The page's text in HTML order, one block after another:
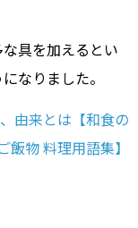
具を加えるとい
なりました。
由来とは【和食の
ご飯物 料理用語集】